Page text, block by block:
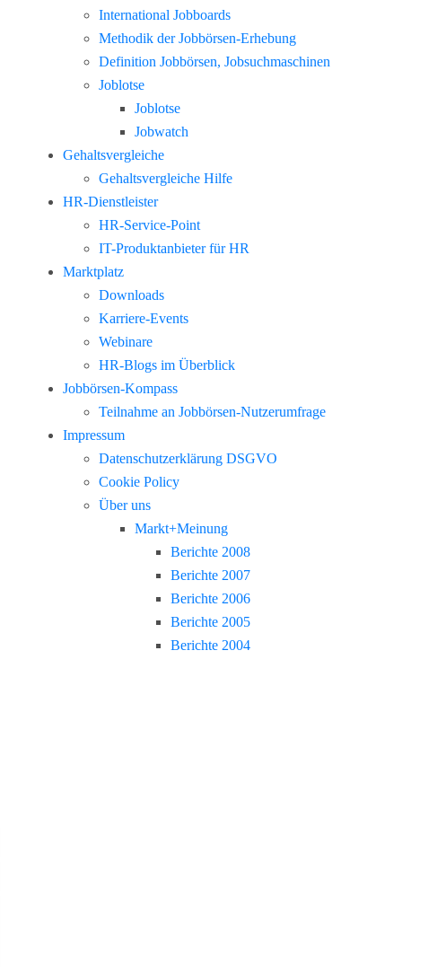
International Jobboards
Methodik der Jobbörsen-Erhebung
Definition Jobbörsen, Jobsuchmaschinen
Joblotse
Joblotse
Jobwatch
Gehaltsvergleiche
Gehaltsvergleiche Hilfe
HR-Dienstleister
HR-Service-Point
IT-Produktanbieter für HR
Marktplatz
Downloads
Karriere-Events
Webinare
HR-Blogs im Überblick
Jobbörsen-Kompass
Teilnahme an Jobbörsen-Nutzerumfrage
Impressum
Datenschutzerklärung DSGVO
Cookie Policy
Über uns
Markt+Meinung
Berichte 2008
Berichte 2007
Berichte 2006
Berichte 2005
Berichte 2004